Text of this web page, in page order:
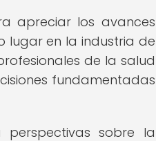
apreciar los avances
lugar en la industria de
de la salud
fundamentadas
sobre la